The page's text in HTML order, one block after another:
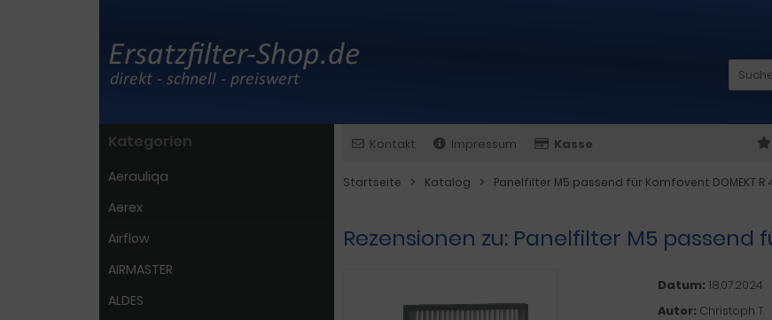
Kontakt Impressum Kasse
Startseite Katalog Panelfilter M5 passend für Komfovent DOMEKT R
Rezensionen zu: Panelfilter M5 passend
Datum: 18.07.2024
Autor: Christoph T.
Kategorien
Aerauliqa
Aerex
Airflow
AIRMASTER
ALDES